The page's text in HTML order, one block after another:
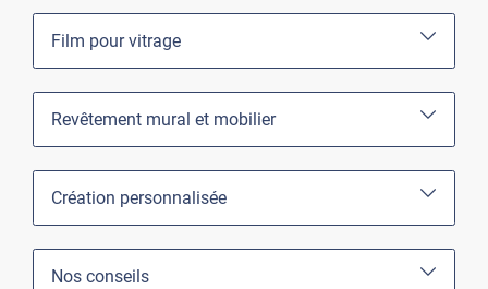
Film pour vitrage
Revêtement mural et mobilier
Création personnalisée
Nos conseils